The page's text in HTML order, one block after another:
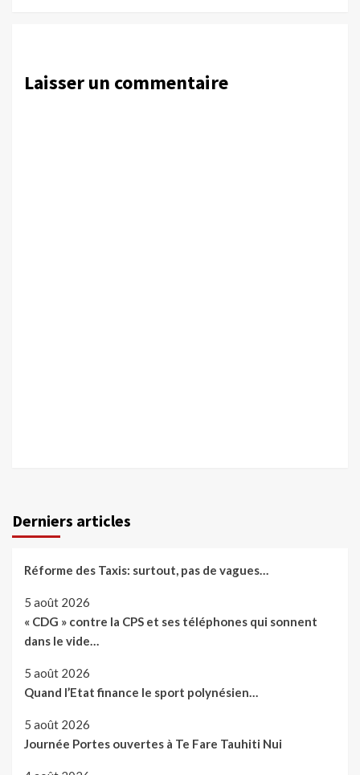
Laisser un commentaire
Derniers articles
Réforme des Taxis: surtout, pas de vagues…
5 août 2026
« CDG » contre la CPS et ses téléphones qui sonnent
dans le vide…
5 août 2026
Quand l’Etat finance le sport polynésien…
5 août 2026
Journée Portes ouvertes à Te Fare Tauhiti Nui